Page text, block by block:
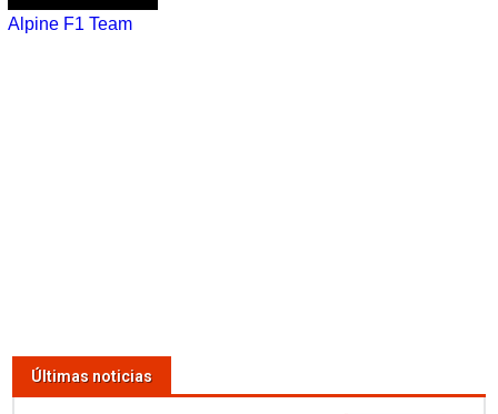
Alpine F1 Team
Últimas noticias